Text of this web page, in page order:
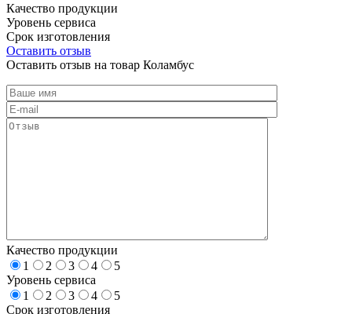
Качество продукции
Уровень сервиса
Срок изготовления
Оставить отзыв
Оставить отзыв на товар Коламбус
Качество продукции
1
2 3 4
5
Уровень сервиса
1
2 3 4
5
Срок изготовления